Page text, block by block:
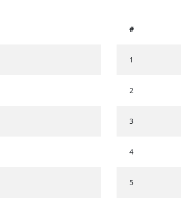
#
1
2
3
4
5